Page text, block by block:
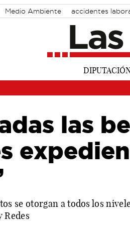
Medio Ambiente accidentes
las
se otorgan a todos los